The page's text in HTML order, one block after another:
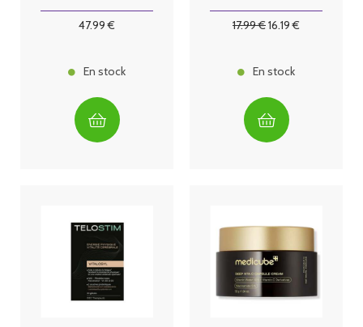
47.99 €
En stock
17.99€16.19 €
En stock